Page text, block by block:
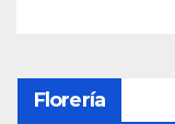
Florería